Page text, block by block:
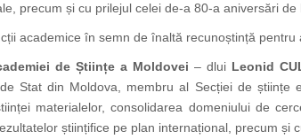
precum și cu prilejul celei de-a 80-a aniversări de
academice în semn de înaltă recunoștință pentru
de Științe a Moldovei – dlui Leonid
Stat din Moldova, membru al Secției de științe
materialelor, consolidarea domeniului de
științifice pe plan internațional, precum și